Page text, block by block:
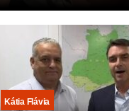
Kátia Flávia